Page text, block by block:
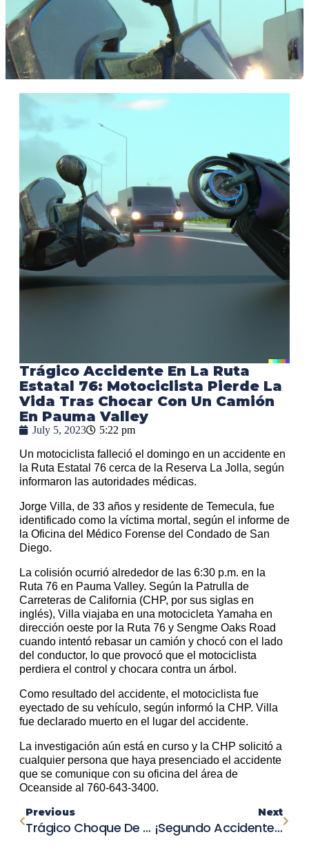
Trágico Accidente En La Ruta
Estatal 76: Motociclista Pierde La
Vida Tras Chocar Con Un Camión
En Pauma Valley
July 5, 2023 5:22 pm
Un motociclista falleció el domingo en un accidente en
la Ruta Estatal 76 cerca de la Reserva La Jolla, según
informaron las autoridades médicas.
Jorge Villa, de 33 años y residente de Temecula, fue
identificado como la víctima mortal, según el informe de
la Oficina del Médico Forense del Condado de San
Diego.
La colisión ocurrió alrededor de las 6:30 p.m. en la
Ruta 76 en Pauma Valley. Según la Patrulla de
Carreteras de California (CHP, por sus siglas en
inglés), Villa viajaba en una motocicleta Yamaha en
dirección oeste por la Ruta 76 y Sengme Oaks Road
cuando intentó rebasar un camión y chocó con el lado
del conductor, lo que provocó que el motociclista
perdiera el control y chocara contra un árbol.
Como resultado del accidente, el motociclista fue
eyectado de su vehículo, según informó la CHP. Villa
fue declarado muerto en el lugar del accidente.
La investigación aún está en curso y la CHP solicitó a
cualquier persona que haya presenciado el accidente
que se comunique con su oficina del área de
Oceanside al 760-643-3400.
Previous
Trágico Choque De Avioneta En Riverside County Deja Saldo De Un Muerto Y Tres Heridos
Next
¡Segundo Accidente De Motocicleta En Corpus Christi! Conductora Se Da A La Fuga En La Calle Peoples Street